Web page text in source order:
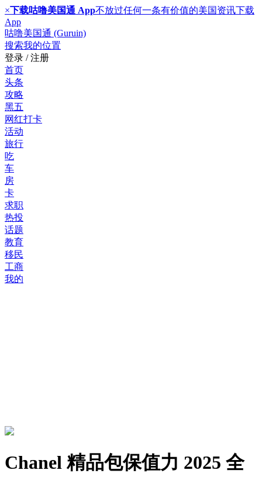
×下载咕噜美国通 App不放过任何一条有价值的美国资讯下载
App
咕噜美国通 (Guruin)
搜索我的位置
登录 / 注册
首页
头条
攻略
黑五
网红打卡
活动
旅行
吃
车
房
卡
求职
热投
话题
教育
移民
工商
我的
Chanel 精品包保值力 2025 全